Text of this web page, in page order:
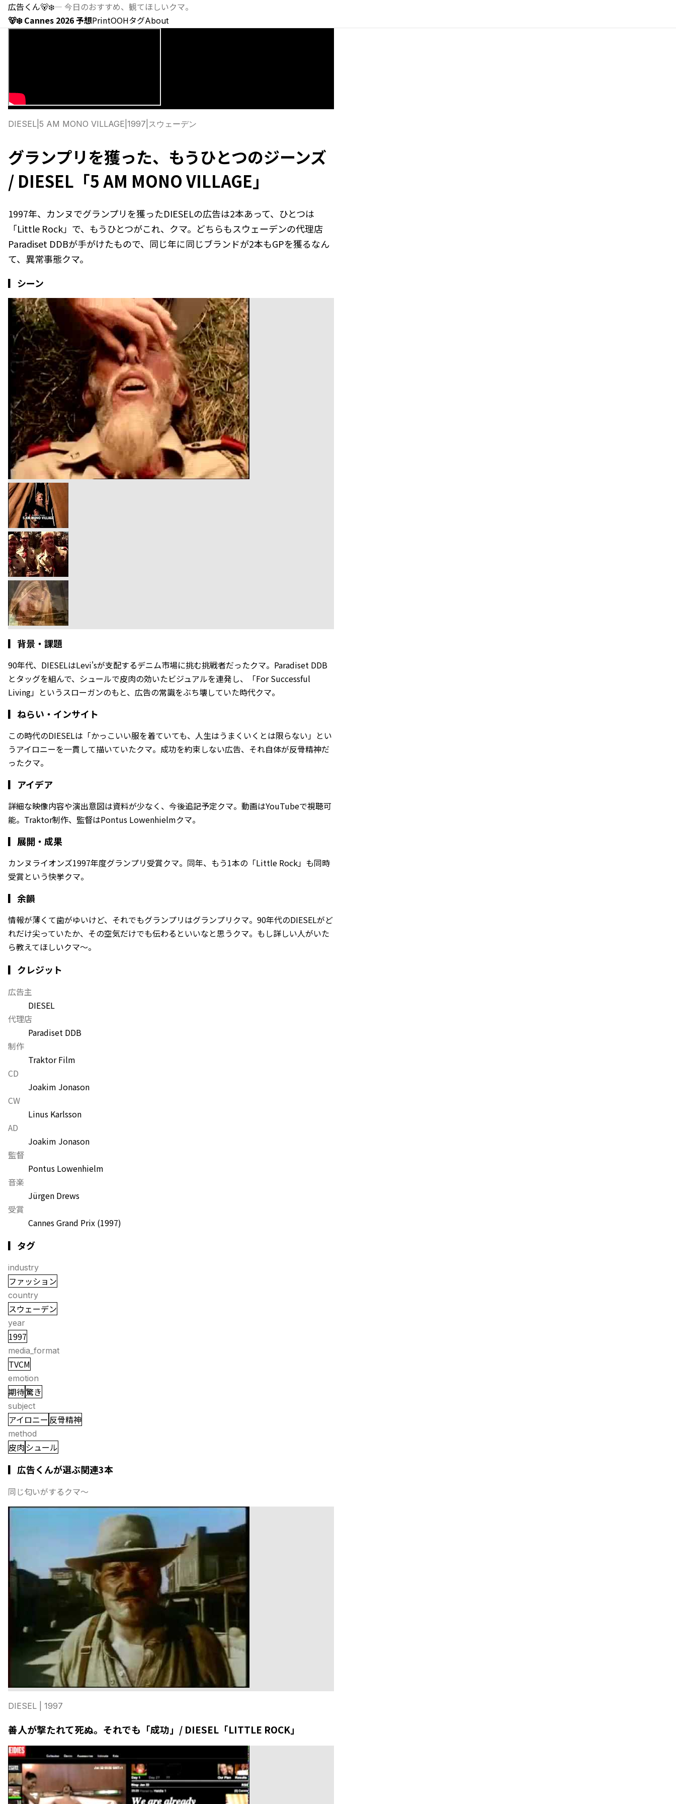
広告くん🐻‍❄️— 今日のおすすめ、観てほしいクマ。
🐻‍❄️ Cannes 2026 予想PrintOOHタグAbout
DIESEL 5 AM MONO VILLAGE 1997 スウェーデン
グランプリを獲った、もうひとつのジーンズ
/ DIESEL「5 AM MONO VILLAGE」
1997年、カンヌでグランプリを獲ったDIESELの広告は2本あって、ひとつは
「Little Rock」で、もうひとつがこれ、クマ。どちらもスウェーデンの代理店
Paradiset DDBが手がけたもので、同じ年に同じブランドが2本もGPを獲るなん
て、異常事態クマ。
▎シーン
▎ 背景・課題
90年代、DIESELはLevi'sが支配するデニム市場に挑む挑戦者だったクマ。Paradiset DDB
とタッグを組んで、シュールで皮肉の効いたビジュアルを連発し、「For Successful
Living」というスローガンのもと、広告の常識をぶち壊していた時代クマ。
▎ ねらい・インサイト
この時代のDIESELは「かっこいい服を着ていても、人生はうまくいくとは限らない」とい
うアイロニーを一貫して描いていたクマ。成功を約束しない広告、それ自体が反骨精神だ
ったクマ。
▎ アイデア
詳細な映像内容や演出意図は資料が少なく、今後追記予定クマ。動画はYouTubeで視聴可
能。Traktor制作、監督はPontus Lowenhielmクマ。
▎ 展開・成果
カンヌライオンズ1997年度グランプリ受賞クマ。同年、もう1本の「Little Rock」も同時
受賞という快挙クマ。
▎ 余韻
情報が薄くて歯がゆいけど、それでもグランプリはグランプリクマ。90年代のDIESELがど
れだけ尖っていたか、その空気だけでも伝わるといいなと思うクマ。もし詳しい人がいた
ら教えてほしいクマ〜。
▎クレジット
広告主
DIESEL
代理店
Paradiset DDB
制作
Traktor Film
CD
Joakim Jonason
CW
Linus Karlsson
AD
Joakim Jonason
監督
Pontus Lowenhielm
音楽
Jürgen Drews
受賞
Cannes Grand Prix (1997)
▎タグ
industry
ファッション
country
スウェーデン
year
1997
media_format
TVCM
emotion
期待驚き
subject
アイロニー 反骨精神
method
皮肉シュール
▎広告くんが選ぶ関連3本
同じ匂いがするクマ〜
DIESEL | 1997
善人が撃たれて死ぬ。それでも「成功」/ DIESEL「LITTLE ROCK」